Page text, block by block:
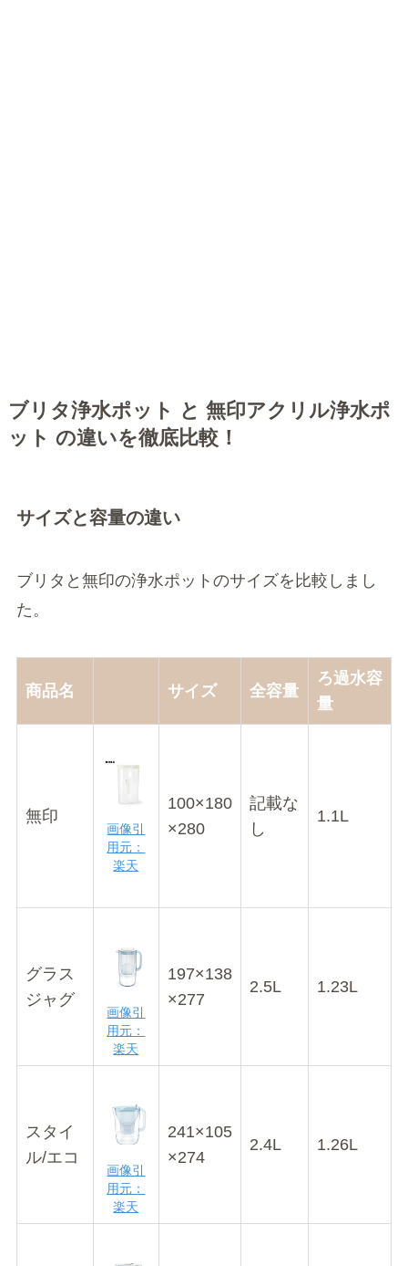
ブリタ浄水ポット と 無印アクリル浄水ポ
ット の違いを徹底比較！
サイズと容量の違い
ブリタと無印の浄水ポットのサイズを比較しまし
た。
商品名 サイズ 全容量
ろ過水容
量
無印
画像引
用元：
楽天
100×180
×280
記載な
し
1.1L
グラス
ジャグ
画像引
用元：
楽天
197×138
×277
2.5L 1.23L
スタイ
ル/エコ
画像引
用元：
楽天
241×105
×274
2.4L 1.26L